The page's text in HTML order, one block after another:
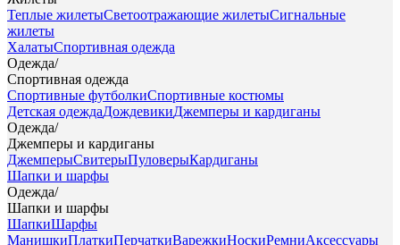
Теплые жилетыСветоотражающие жилетыСигнальные
жилеты
ХалатыСпортивная одежда
Одежда/
Спортивная одежда
Спортивные футболкиСпортивные костюмы
Детская одеждаДождевикиДжемперы и кардиганы
Одежда/
Джемперы и кардиганы
ДжемперыСвитерыПуловерыКардиганы
Шапки и шарфы
Одежда/
Шапки и шарфы
ШапкиШарфы
МанишкиПлаткиПерчаткиВарежкиНоскиРемниАксессуары